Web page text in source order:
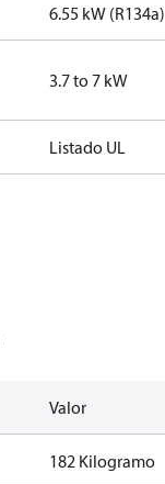
6.55 kW (R134a)
3.7 to 7 kW
Listado UL
Valor
182 Kilogramo